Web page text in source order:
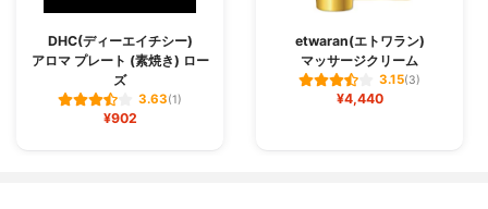
DHC(ディーエイチシー)
アロマ プレート (素焼き) ロー
ズ
3.63(1)
¥902
etwaran(エトワラン)
マッサージクリーム
3.15(3)
¥4,440